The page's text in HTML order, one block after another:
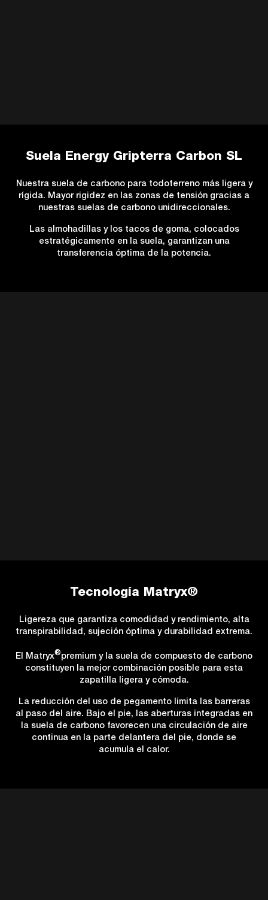
Suela Energy Gripterra Carbon SL
Nuestra suela de carbono para todoterreno más ligera y
rígida. Mayor rigidez en las zonas de tensión gracias a
nuestras suelas de carbono unidireccionales.
Las almohadillas y los tacos de goma, colocados
estratégicamente en la suela, garantizan una
transferencia óptima de la potencia.
Tecnología Matryx®
Ligereza que garantiza comodidad y rendimiento, alta
transpirabilidad, sujeción óptima y durabilidad extrema.
El Matryx®premium y la suela de compuesto de carbono
constituyen la mejor combinación posible para esta
zapatilla ligera y cómoda.
La reducción del uso de pegamento limita las barreras
al paso del aire. Bajo el pie, las aberturas integradas en
la suela de carbono favorecen una circulación de aire
continua en la parte delantera del pie, donde se
acumula el calor.